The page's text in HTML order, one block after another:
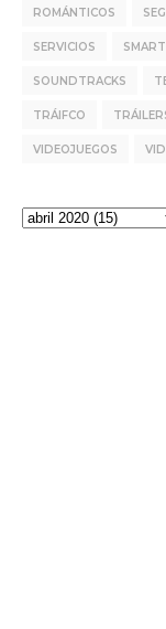
ROMÁNTICOS
SERVICIOS
SOUNDTRACKS
TRÁIFCO
VIDEOJUEGOS